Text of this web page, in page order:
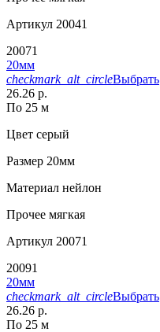
Артикул 20041
20071
20мм
checkmark_alt_circleВыбрать
26.26 р.
По 25 м
Цвет серый
Размер 20мм
Материал нейлон
Прочее мягкая
Артикул 20071
20091
20мм
checkmark_alt_circleВыбрать
26.26 р.
По 25 м